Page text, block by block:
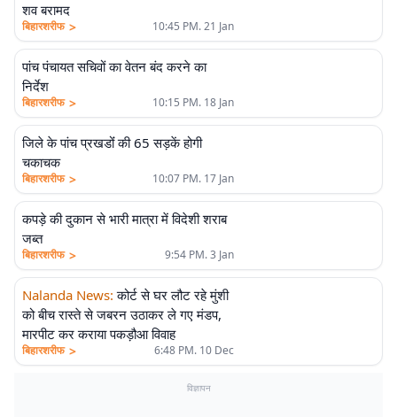
शव बरामद
बिहारशरीफ > 10:45 PM. 21 Jan
पांच पंचायत सचिवों का वेतन बंद करने का
निर्देश
बिहारशरीफ > 10:15 PM. 18 Jan
जिले के पांच प्रखडोंं की 65 सड़कें होगी
चकाचक
बिहारशरीफ > 10:07 PM. 17 Jan
कपड़े की दुकान से भारी मात्रा में विदेशी शराब
जब्त
बिहारशरीफ > 9:54 PM. 3 Jan
Nalanda News: कोर्ट से घर लौट रहे मुंशी
को बीच रास्ते से जबरन उठाकर ले गए मंडप,
मारपीट कर कराया पकड़ौआ विवाह
बिहारशरीफ > 6:48 PM. 10 Dec
विज्ञापन